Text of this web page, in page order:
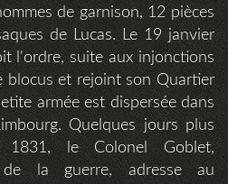
de garnison, 12 pièces
de Lucas. Le 19 janvier
l'ordre, suite aux injonctions
blocus et rejoint son Quartier
armée est dispersée dans
Quelques jours plus
le Colonel Goblet,
de la guerre, adresse au